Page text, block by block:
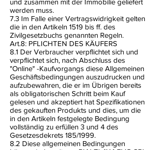
und zusammen mit der Immobilie geliefert
werden muss.
7.3 Im Falle einer Vertragswidrigkeit gelten
die in den Artikeln 1519 bis ff. des
Zivilgesetzbuchs genannten Regeln.
Art.8: PFLICHTEN DES KÄUFERS
8.1 Der Verbraucher verpflichtet sich und
verpflichtet sich, nach Abschluss des
"Online" -Kaufvorgangs diese Allgemeinen
Geschäftsbedingungen auszudrucken und
aufzubewahren, die er im Übrigen bereits
als obligatorischen Schritt beim Kauf
gelesen und akzeptiert hat Spezifikationen
des gekauften Produkts und dies, um die
in den Artikeln festgelegte Bedingung
vollständig zu erfüllen 3 und 4 des
Gesetzesdekrets 185/1999.
8.2 Diese allgemeinen Bedingungen